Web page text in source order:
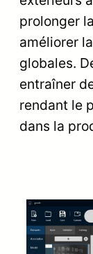
prolonger
améliorer
globales.
entraîner
rendant le
dans la